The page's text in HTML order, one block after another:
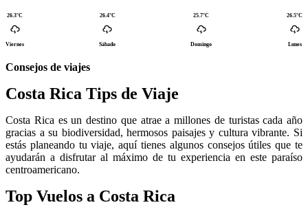
26.3°C
Viernes
26.4°C
Sábado
25.7°C
Domingo
26.5°C
Lunes
Consejos de viajes
Costa Rica Tips de Viaje
Costa Rica es un destino que atrae a millones de turistas cada año
gracias a su biodiversidad, hermosos paisajes y cultura vibrante. Si
estás planeando tu viaje, aquí tienes algunos consejos útiles que te
ayudarán a disfrutar al máximo de tu experiencia en este paraíso
centroamericano.
Top Vuelos a Costa Rica